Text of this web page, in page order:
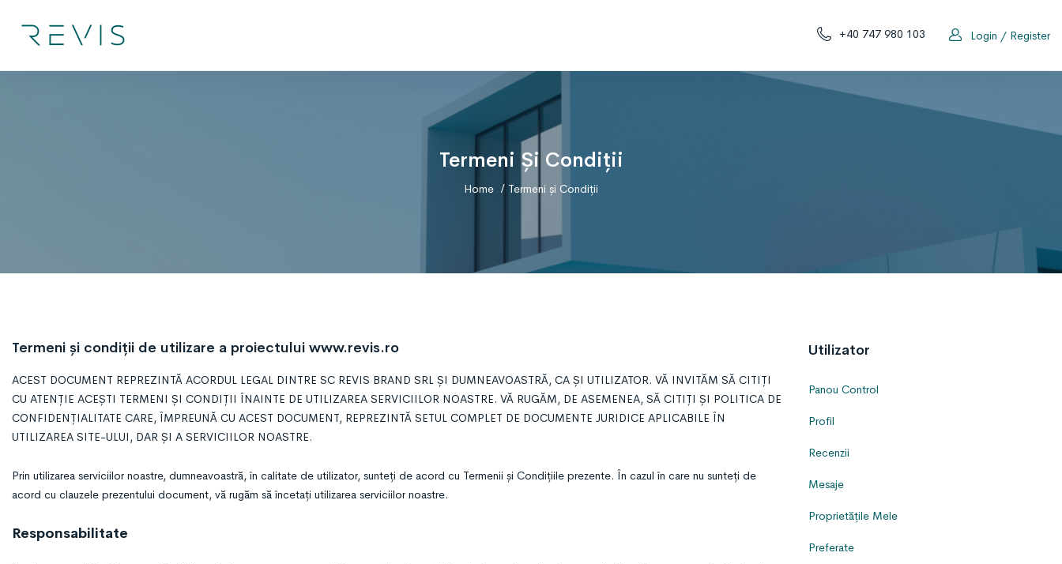
+40 747 980 103 Login / Register
Termeni Și Condiții
Home Termeni și Condiții
Termeni și condiții de utilizare a proiectului www.revis.ro
ACEST DOCUMENT REPREZINTĂ ACORDUL LEGAL DINTRE SC REVIS BRAND SRL ȘI DUMNEAVOASTRĂ, CA ȘI UTILIZATOR. VĂ INVITĂM SĂ CITIȚI
CU ATENȚIE ACEȘTI TERMENI ȘI CONDIȚII ÎNAINTE DE UTILIZAREA SERVICIILOR NOASTRE. VĂ RUGĂM, DE ASEMENEA, SĂ CITIȚI ȘI POLITICA DE
CONFIDENȚIALITATE CARE, ÎMPREUNĂ CU ACEST DOCUMENT, REPREZINTĂ SETUL COMPLET DE DOCUMENTE JURIDICE APLICABILE ÎN
UTILIZAREA SITE-ULUI, DAR ȘI A SERVICIILOR NOASTRE.
Prin utilizarea serviciilor noastre, dumneavoastră, în calitate de utilizator, sunteți de acord cu Termenii și Condițiile prezente. În cazul în care nu sunteți de
acord cu clauzele prezentului document, vă rugăm să încetați utilizarea serviciilor noastre.
Responsabilitate
Utilizator
Panou Control
Profil
Recenzii
Mesaje
Proprietățile Mele
Preferate